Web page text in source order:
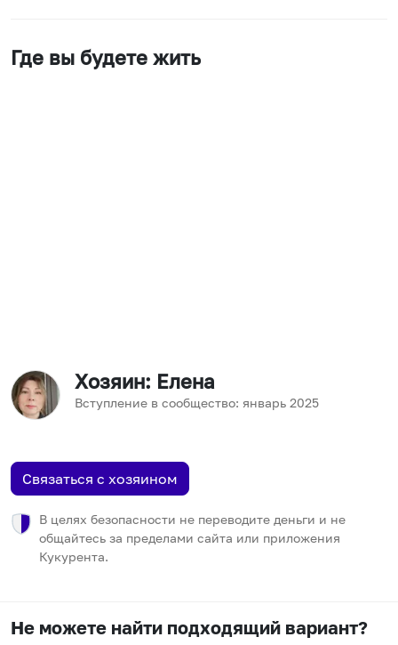
Где вы будете жить
Хозяин: Елена
Вступление в сообщество: январь 2025
Связаться с хозяином
В целях безопасности не переводите деньги и не
общайтесь за пределами сайта или приложения
Кукурента.
Не можете найти подходящий вариант?